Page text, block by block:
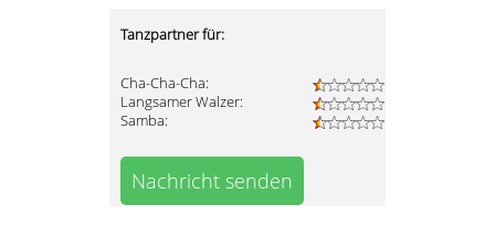
Tanzpartner für:
Cha-Cha-Cha:
Langsamer Walzer:
Samba:
Nachricht senden